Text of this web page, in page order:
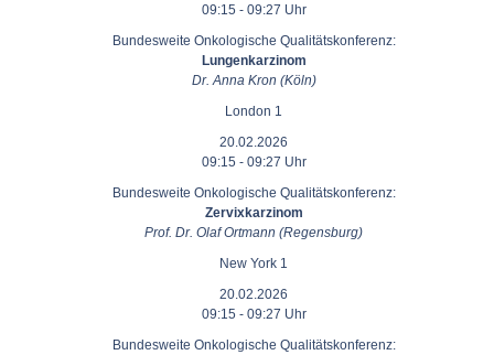
09:15 - 09:27 Uhr
Bundesweite Onkologische Qualitätskonferenz:
Lungenkarzinom
Dr. Anna Kron (Köln)
London 1
20.02.2026
09:15 - 09:27 Uhr
Bundesweite Onkologische Qualitätskonferenz:
Zervixkarzinom
Prof. Dr. Olaf Ortmann (Regensburg)
New York 1
20.02.2026
09:15 - 09:27 Uhr
Bundesweite Onkologische Qualitätskonferenz: